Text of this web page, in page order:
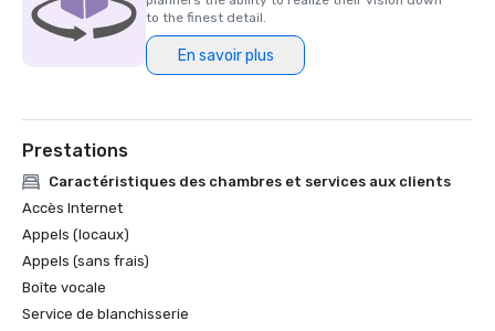
to the finest detail.
En savoir plus
Prestations
Caractéristiques des chambres et services aux clients
Accès Internet
Appels (locaux)
Appels (sans frais)
Boîte vocale
Service de blanchisserie